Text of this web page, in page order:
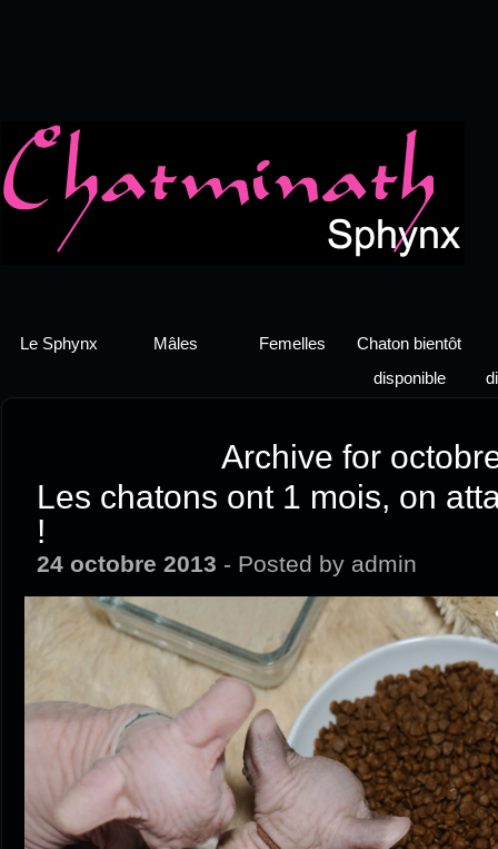
Le Sphynx Mâles Femelles
Chaton bientôt
disponible
Archive for
Les chatons ont 1 mois, on
!
24 octobre 2013 - Posted by admin